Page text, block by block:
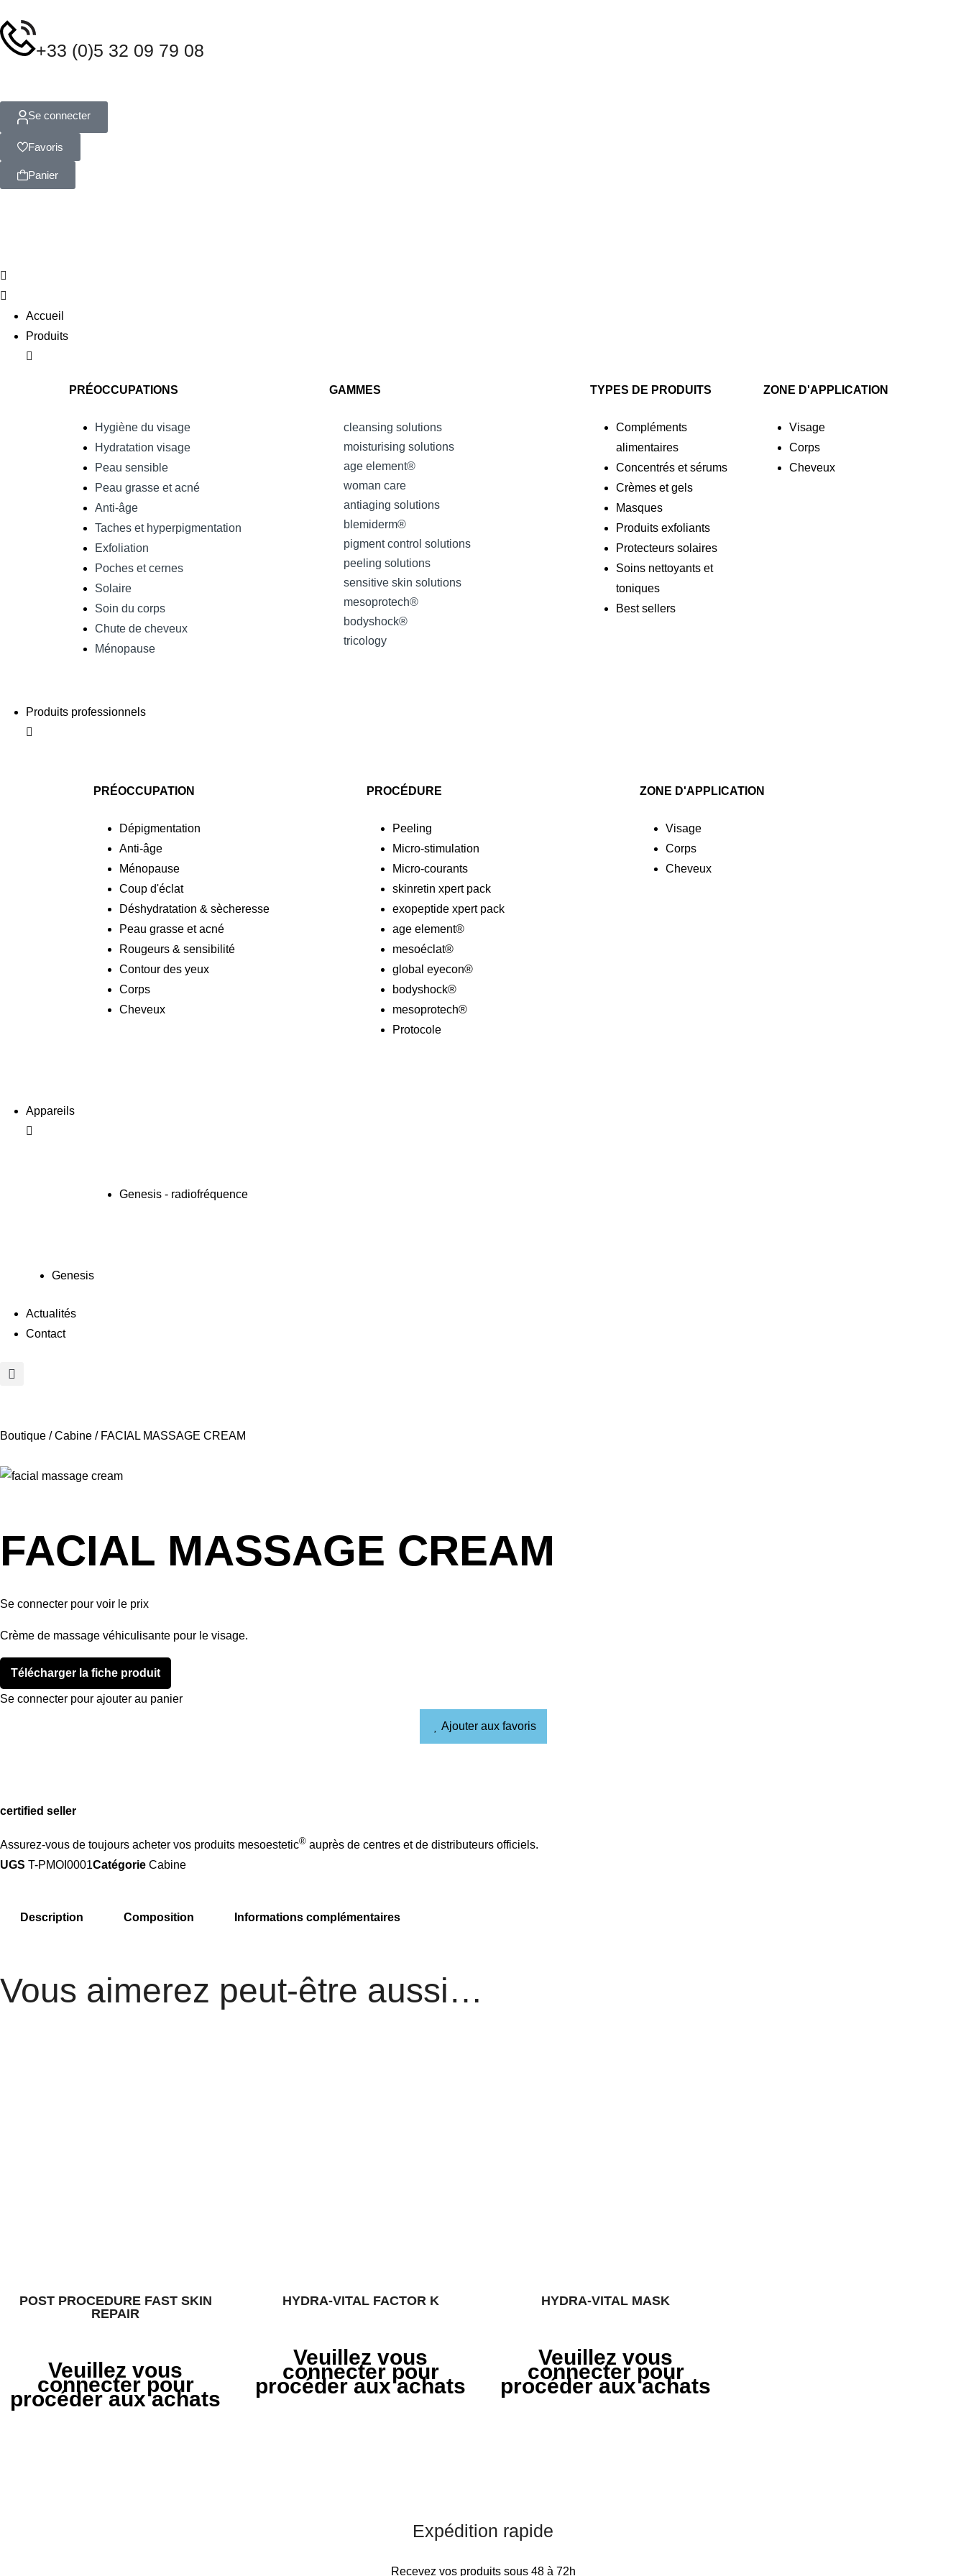
+33 (0)5 32 09 79 08
Se connecter
Favoris
Panier
Accueil
Produits
PRÉOCCUPATIONS
Hygiène du visage
Hydratation visage
Peau sensible
Peau grasse et acné
Anti-âge
Taches et hyperpigmentation
Exfoliation
Poches et cernes
Solaire
Soin du corps
Chute de cheveux
Ménopause
GAMMES
cleansing solutions
moisturising solutions
age element®
woman care
antiaging solutions
blemiderm®
pigment control solutions
peeling solutions
sensitive skin solutions
mesoprotech®
bodyshock®
tricology
TYPES DE PRODUITS
Compléments
alimentaires
Concentrés et sérums
Crèmes et gels
Masques
Produits exfoliants
Protecteurs solaires
Soins nettoyants et
toniques
Best sellers
ZONE D'APPLICATION
Visage
Corps
Cheveux
Produits professionnels
PRÉOCCUPATION
Dépigmentation
Anti-âge
Ménopause
Coup d'éclat
Déshydratation & sècheresse
Peau grasse et acné
Rougeurs & sensibilité
Contour des yeux
Corps
Cheveux
PROCÉDURE
Peeling
Micro-stimulation
Micro-courants
skinretin xpert pack
exopeptide xpert pack
age element®
mesoéclat®
global eyecon®
bodyshock®
mesoprotech®
Protocole
ZONE D'APPLICATION
Visage
Corps
Cheveux
Appareils
Genesis - radiofréquence
Genesis
Actualités
Contact
Boutique /Cabine / FACIAL MASSAGE CREAM
FACIAL MASSAGE CREAM
Se connecter pour voir le prix
Crème de massage véhiculisante pour le visage.
Télécharger la fiche produit
Se connecter pour ajouter au panier
Ajouter aux favoris
certified seller
Assurez-vous de toujours acheter vos produits mesoestetic® auprès de centres et de distributeurs officiels.
UGS T-PMOI0001Catégorie Cabine
Description Composition Informations complémentaires
Vous aimerez peut-être aussi…
POST PROCEDURE FAST SKIN
REPAIR
Veuillez vous
connecter pour
procéder aux achats
HYDRA-VITAL FACTOR K
Veuillez vous
connecter pour
procéder aux achats
HYDRA-VITAL MASK
Veuillez vous
connecter pour
procéder aux achats
Expédition rapide
Recevez vos produits sous 48 à 72h